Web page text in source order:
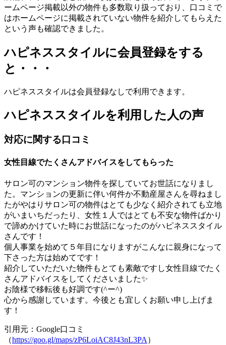
ームページ掲載以外の物件も多数取り扱っており、口コミで
はホームページに掲載されていない物件を紹介してもらえた
という声も確認できました。
ハピネススタイルに会員登録をする
と・・・
ハピネススタイルは会員登録なしで利用できます。
ハピネススタイルを利用した人の声
対応に関する口コミ
女性目線でたくさんアドバイスをしてもらった
サロン可のマンション物件を探していてお世話になりまし
た。マンションの更新に伴い何件か不動産屋さんを尋ねまし
たがやはりサロン可の物件はとても少なく紹介されても立地
がいまいちだったり、女性１人ではとても不安な物件ばかり
で諦めかけていた時にお世話になったのがハピネススタイル
さんです！
個人事業を始めて５年目になりますがこんなに親身になって
下さった方は始めてです！
紹介していただいた物件もとても素敵ですし女性目線でたく
さんアドバイスをしてくださいました✨
お陰様で移転後も好調です(^ー^)
心から感謝しています。今後とも宜しくお願い申し上げま
す！
引用元：Google口コミ
（https://goo.gl/maps/zP6LoiAC8J43nL3PA ）